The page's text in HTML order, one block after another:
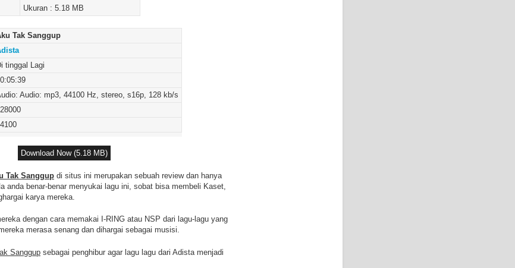
Ukuran : 5.18 MB
Tak Sanggup
tinggal Lagi
Audio: mp3, 44100 Hz, stereo, s16p, 128 kb/s
Download Now (5.18 MB)
Tak Sanggup di situs ini merupakan sebuah review dan hanya
anda benar-benar menyukai lagu ini, sobat bisa membeli Kaset,
karya mereka.
dengan cara memakai I-RING atau NSP dari lagu-lagu yang
merasa senang dan dihargai sebagai musisi.
Sanggup sebagai penghibur agar lagu lagu dari Adista menjadi